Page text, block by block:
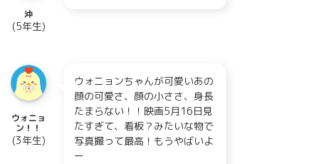
沖
(5年生)
ウォニョ
ン！！
(3年生)
ウォニョンちゃんが可愛いあの
顔の可愛さ、顔の小ささ、身長
たまらない！！映画5月16日見
たすぎて、看板？みたいな物で
写真撮って最高！もうやばいよ
ー